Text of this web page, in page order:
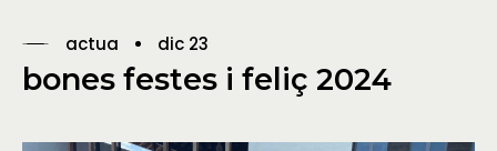
actua dic 23
bones festes i feliç 2024